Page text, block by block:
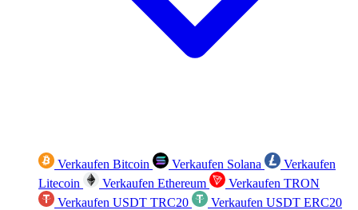
Verkaufen Bitcoin Verkaufen Solana
Verkaufen
Litecoin
Verkaufen Ethereum
Verkaufen TRON
Verkaufen USDT TRC20
Verkaufen USDT ERC20